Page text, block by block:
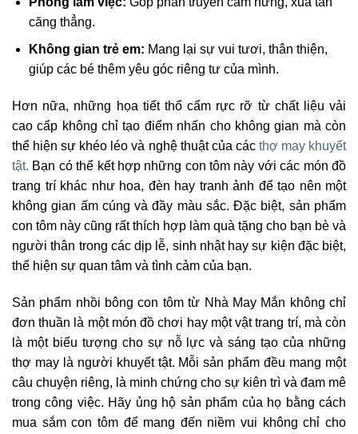
căng thẳng.
Không gian trẻ em: Mang lại sự vui tươi, thân thiện,
giúp các bé thêm yêu góc riêng tư của mình.
Hơn nữa, những họa tiết thổ cẩm rực rỡ từ chất liệu vải
cao cấp không chỉ tạo điểm nhấn cho không gian mà còn
thể hiện sự khéo léo và nghệ thuật của các thợ may khuyết
tật. Bạn có thể kết hợp những con tôm này với các món đồ
trang trí khác như hoa, đèn hay tranh ảnh để tạo nên một
không gian ấm cúng và đầy màu sắc. Đặc biệt, sản phẩm
con tôm này cũng rất thích hợp làm quà tặng cho bạn bè và
người thân trong các dịp lễ, sinh nhật hay sự kiện đặc biệt,
thể hiện sự quan tâm và tình cảm của bạn.
Sản phẩm nhồi bông con tôm từ Nhà May Mắn không chỉ
đơn thuần là một món đồ chơi hay một vật trang trí, mà còn
là một biểu tượng cho sự nỗ lực và sáng tạo của những
thợ may là người khuyết tật. Mỗi sản phẩm đều mang một
câu chuyện riêng, là minh chứng cho sự kiên trì và đam mê
trong công việc. Hãy ủng hộ sản phẩm của họ bằng cách
mua sắm con tôm để mang đến niềm vui không chỉ cho